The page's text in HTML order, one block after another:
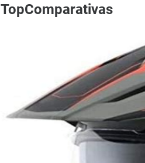
TopComparativas